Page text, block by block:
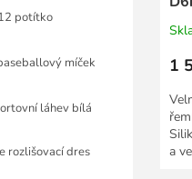
potítko
míček
láhev bílá
rozlišovací dres
1
a